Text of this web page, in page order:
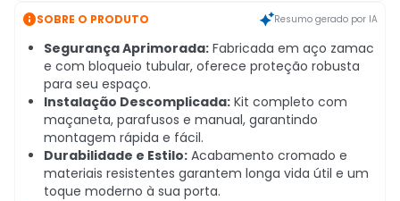
SOBRE O PRODUTO Resumo gerado por IA
Segurança Aprimorada: Fabricada em aço zamac
e com bloqueio tubular, oferece proteção robusta
para seu espaço.
Instalação Descomplicada: Kit completo com
maçaneta, parafusos e manual, garantindo
montagem rápida e fácil.
Durabilidade e Estilo: Acabamento cromado e
materiais resistentes garantem longa vida útil e um
toque moderno à sua porta.